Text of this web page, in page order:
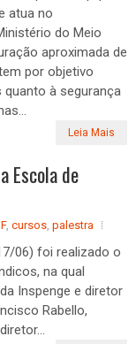
atua no
do Meio
aproximada de
por objetivo
à segurança
Leia Mais
Escola de
, cursos palestra
06) foi realizado o
na qual
Inspenge e diretor
Rabello,